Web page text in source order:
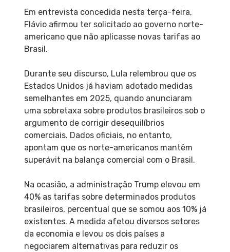
Em entrevista concedida nesta terça-feira,
Flávio afirmou ter solicitado ao governo norte-
americano que não aplicasse novas tarifas ao
Brasil.
Durante seu discurso, Lula relembrou que os
Estados Unidos já haviam adotado medidas
semelhantes em 2025, quando anunciaram
uma sobretaxa sobre produtos brasileiros sob o
argumento de corrigir desequilíbrios
comerciais. Dados oficiais, no entanto,
apontam que os norte-americanos mantêm
superávit na balança comercial com o Brasil.
Na ocasião, a administração Trump elevou em
40% as tarifas sobre determinados produtos
brasileiros, percentual que se somou aos 10% já
existentes. A medida afetou diversos setores
da economia e levou os dois países a
negociarem alternativas para reduzir os